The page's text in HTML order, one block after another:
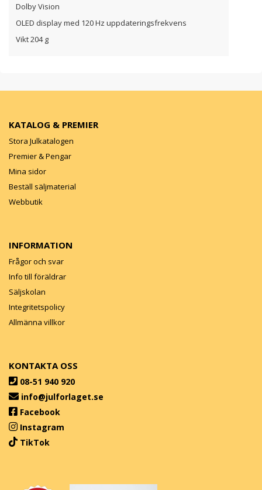
Dolby Vision
OLED display med 120 Hz uppdateringsfrekvens
Vikt 204 g
KATALOG & PREMIER
Stora Julkatalogen
Premier & Pengar
Mina sidor
Beställ säljmaterial
Webbutik
INFORMATION
Frågor och svar
Info till föräldrar
Säljskolan
Integritetspolicy
Allmänna villkor
KONTAKTA OSS
08-51 940 920
info@julforlaget.se
Facebook
Instagram
TikTok